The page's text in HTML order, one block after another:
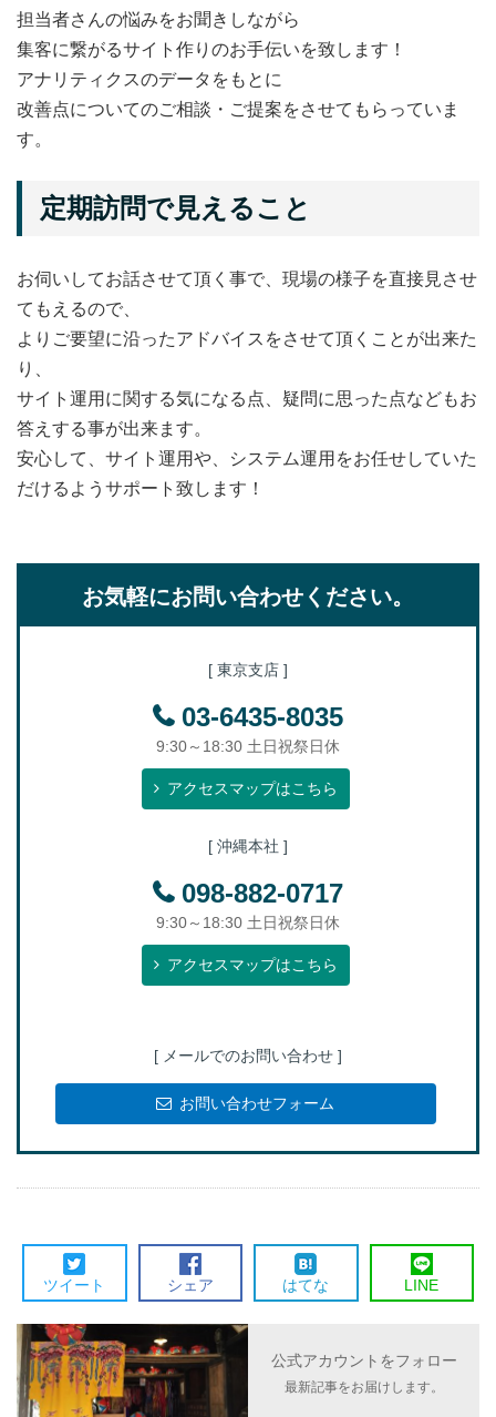
担当者さんの悩みをお聞きしながら
集客に繋がるサイト作りのお手伝いを致します！
アナリティクスのデータをもとに
改善点についてのご相談・ご提案をさせてもらっていま
す。
定期訪問で見えること
お伺いしてお話させて頂く事で、現場の様子を直接見させ
てもえるので、
よりご要望に沿ったアドバイスをさせて頂くことが出来た
り、
サイト運用に関する気になる点、疑問に思った点などもお
答えする事が出来ます。
安心して、サイト運用や、システム運用をお任せしていた
だけるようサポート致します！
お気軽にお問い合わせください。
[ 東京支店 ]
03-6435-8035
9:30～18:30 土日祝祭日休
アクセスマップはこちら
[ 沖縄本社 ]
098-882-0717
9:30～18:30 土日祝祭日休
アクセスマップはこちら
[ メールでのお問い合わせ ]
お問い合わせフォーム
ツイート シェア はてな LINE
公式アカウントをフォロー
最新記事をお届けします。